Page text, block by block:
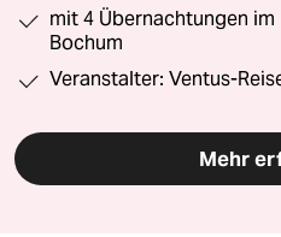
mit 4 Übernachtungen im
Bochum
Veranstalter: Ventus-
Mehr